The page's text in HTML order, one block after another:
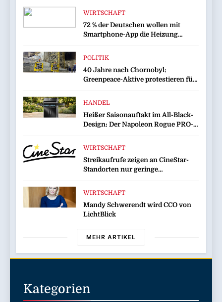
WIRTSCHAFT
72 % der Deutschen wollen mit
Smartphone-App die Heizung
POLITIK
40 Jahre nach Chornobyl:
Greenpeace-Aktive protestieren für
Folgen des russischen
Drohnenangriffs
HANDEL
Heißer Saisonauftakt im All-Black-
Design: Der Napoleon Rogue PRO-S
WIRTSCHAFT
Streikaufrufe zeigen an CineStar-
Standorten nur geringe
WIRTSCHAFT
Mandy Schwerendt wird CCO von
LichtBlick
MEHR ARTIKEL
Kategorien